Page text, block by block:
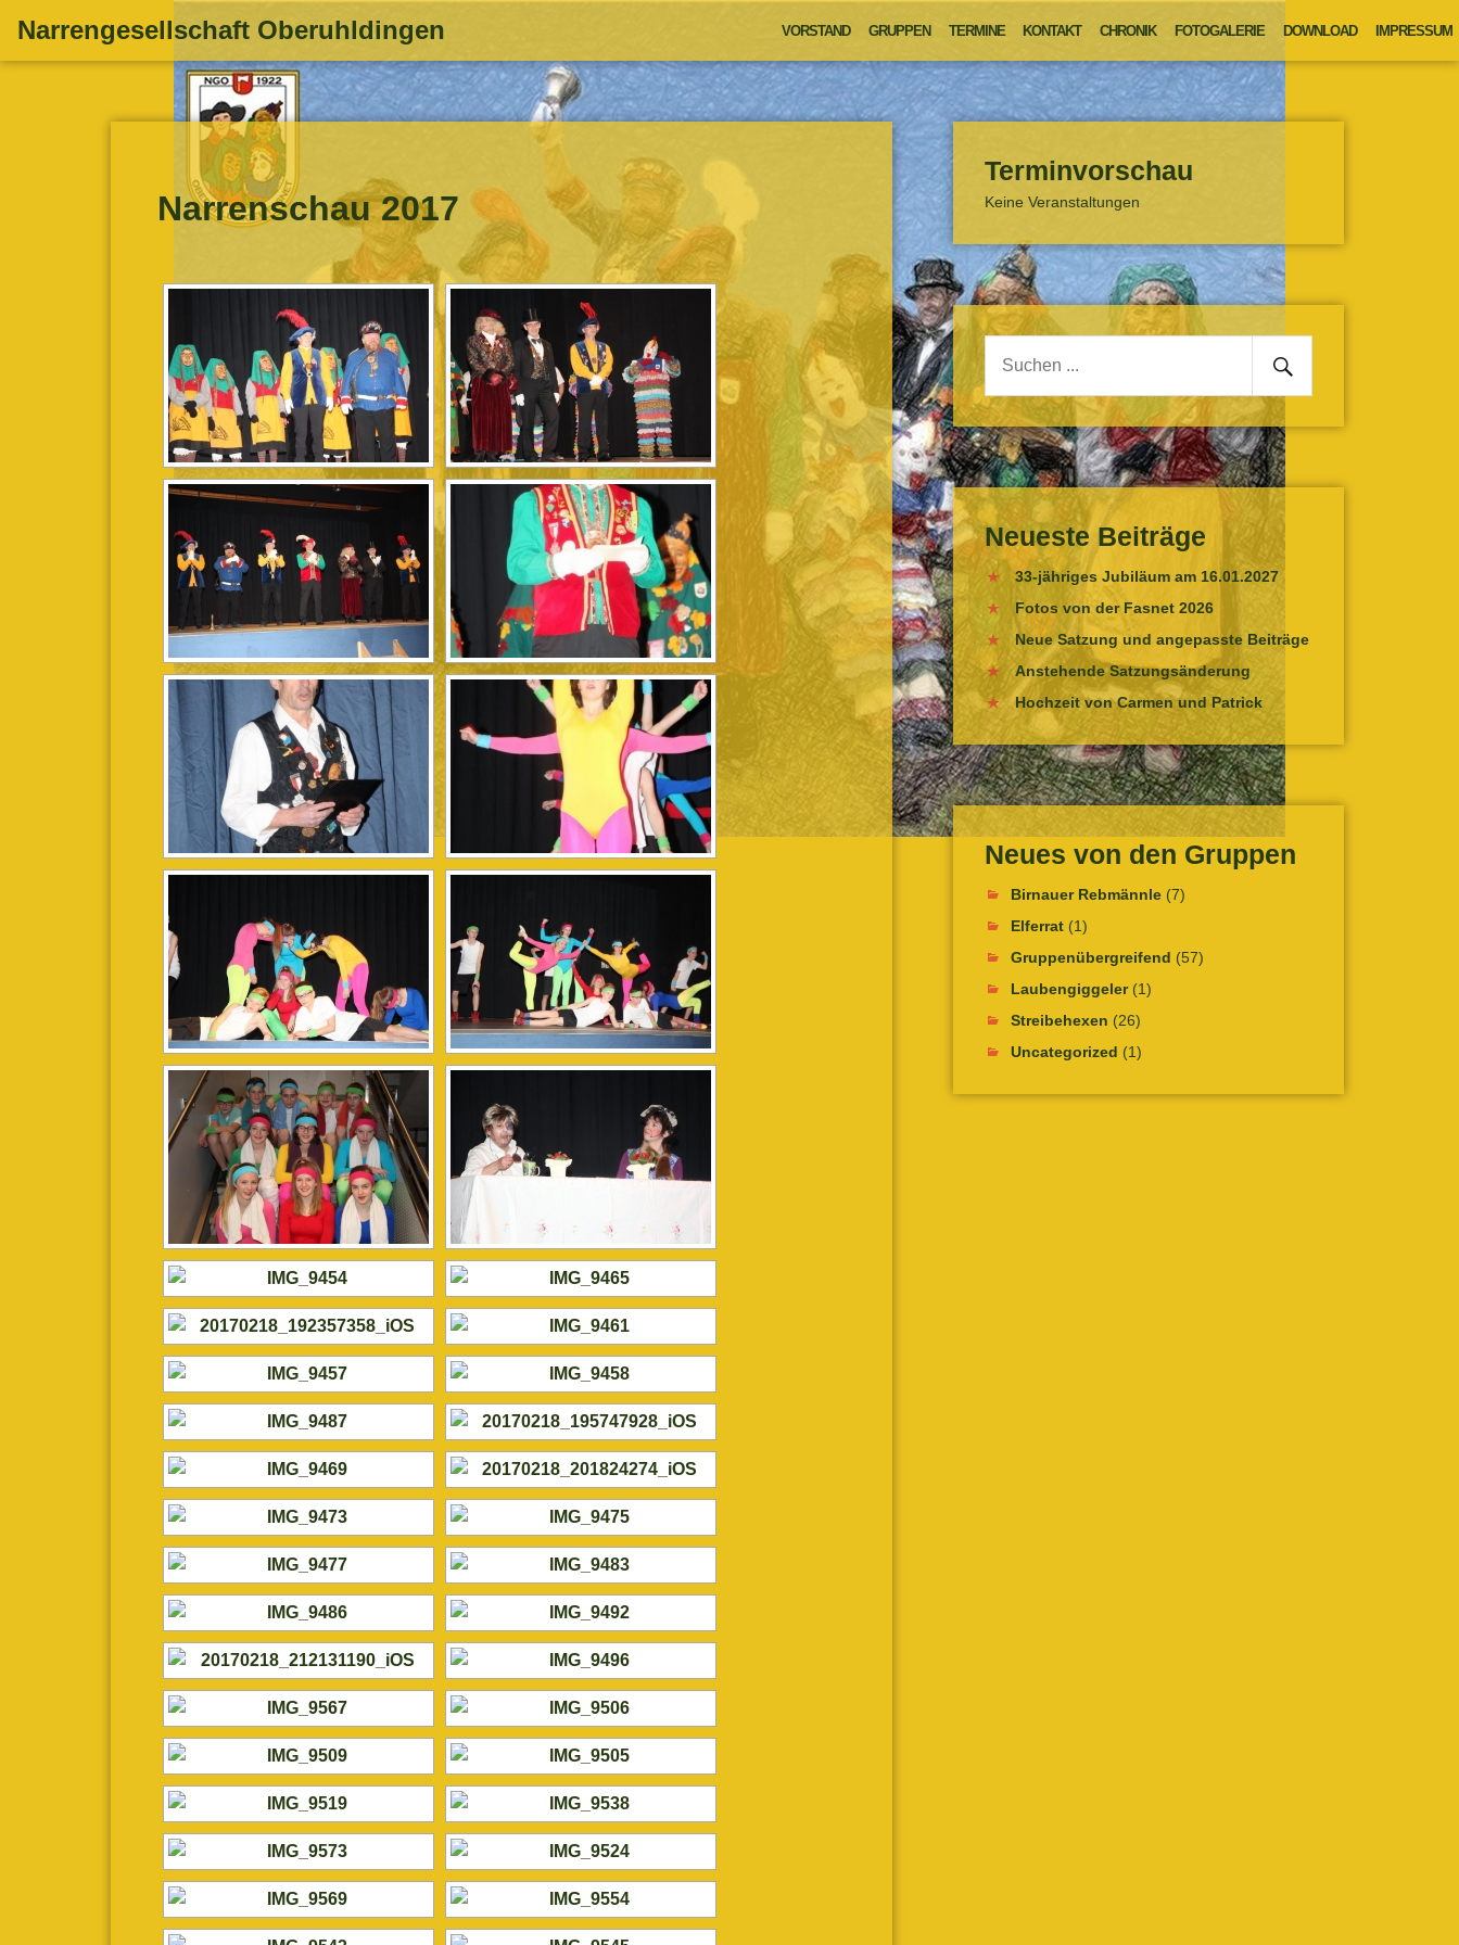
Inhalt
springen
Narrengesellschaft Oberuhldingen VORSTAND GRUPPEN TERMINE KONTAKT CHRONIK FOTOGALERIE DOWNLOAD IMPRESSUM
Narrenschau 2017
Terminvorschau
Keine Veranstaltungen
Suche
Senden
Neueste Beiträge
33-jähriges Jubiläum am 16.01.2027
Fotos von der Fasnet 2026
Neue Satzung und angepasste Beiträge
Anstehende Satzungsänderung
Hochzeit von Carmen und Patrick
Neues von den Gruppen
Birnauer Rebmännle(7)
Elferrat(1)
Gruppenübergreifend (57)
Laubengiggeler(1)
Streibehexen (26)
Uncategorized (1)